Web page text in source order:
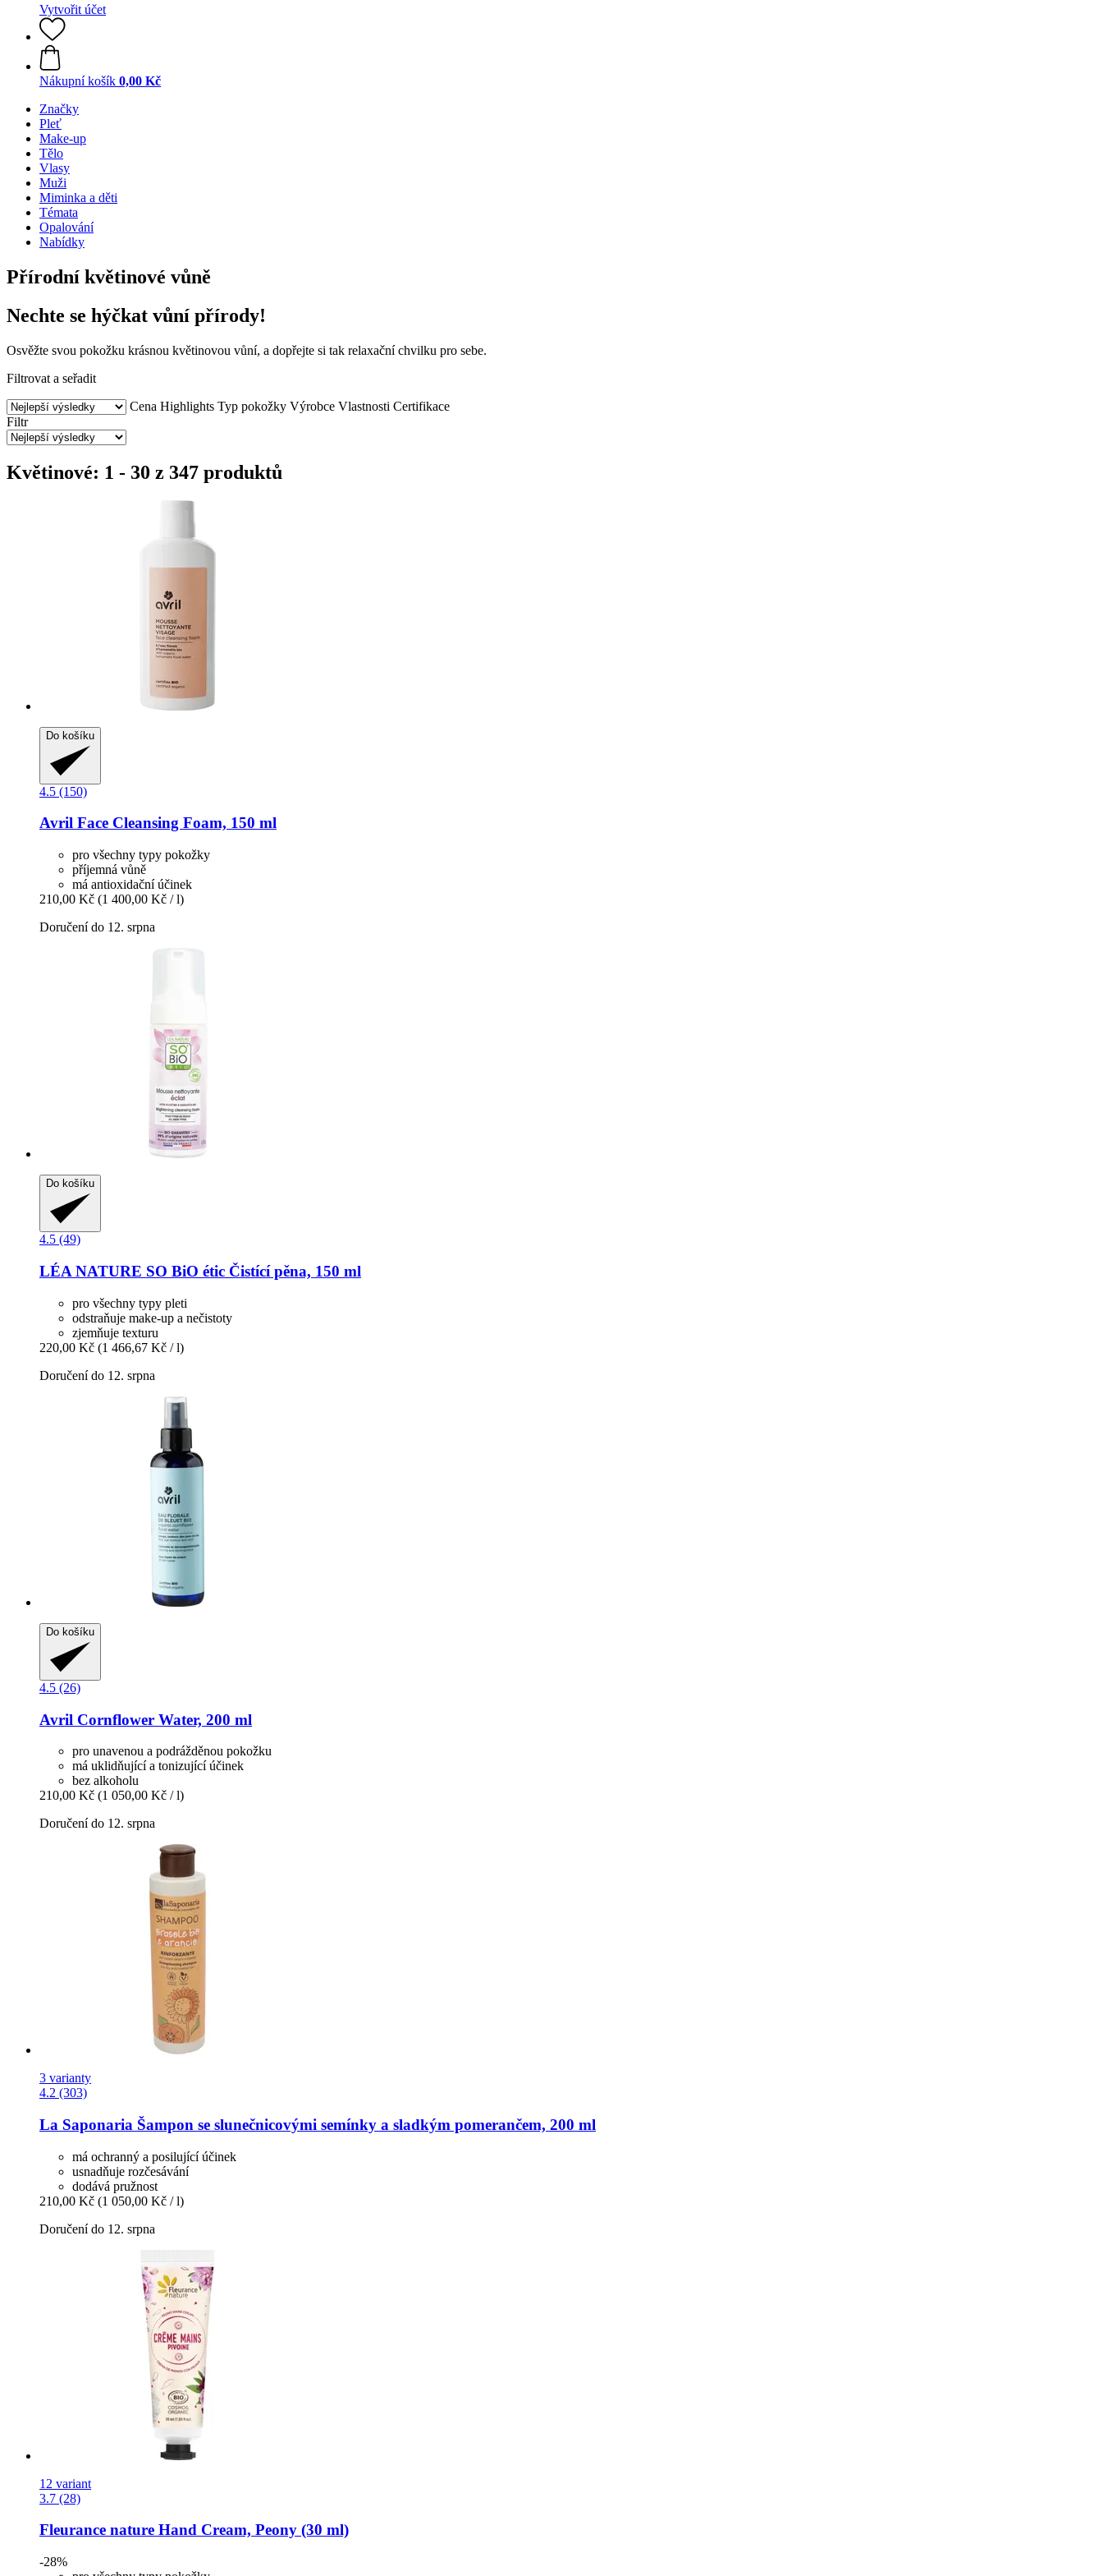
Vytvořit účet
Nákupní košík 0,00 Kč
Značky
Pleť
Make-up
Tělo
Vlasy
Muži
Miminka a děti
Témata
Opalování
Nabídky
Přírodní květinové vůně
Nechte se hýčkat vůní přírody!
Osvěžte svou pokožku krásnou květinovou vůní, a dopřejte si tak relaxační chvilku pro sebe.
Filtrovat a seřadit
Cena Highlights Typ pokožky Výrobce Vlastnosti Certifikace
Filtr
Květinové: 1 - 30 z 347 produktů
Do košíku
4.5 (150)
Avril Face Cleansing Foam, 150 ml
pro všechny typy pokožky
příjemná vůně
má antioxidační účinek
210,00 Kč (1 400,00 Kč / l)
Doručení do 12. srpna
Do košíku
4.5 (49)
LÉA NATURE SO BiO étic Čistící pěna, 150 ml
pro všechny typy pleti
odstraňuje make-up a nečistoty
zjemňuje texturu
220,00 Kč (1 466,67 Kč / l)
Doručení do 12. srpna
Do košíku
4.5 (26)
Avril Cornflower Water, 200 ml
pro unavenou a podrážděnou pokožku
má uklidňující a tonizující účinek
bez alkoholu
210,00 Kč (1 050,00 Kč / l)
Doručení do 12. srpna
3 varianty
4.2 (303)
La Saponaria Šampon se slunečnicovými semínky a sladkým pomerančem, 200 ml
má ochranný a posilující účinek
usnadňuje rozčesávání
dodává pružnost
210,00 Kč (1 050,00 Kč / l)
Doručení do 12. srpna
12 variant
3.7 (28)
Fleurance nature Hand Cream, Peony (30 ml)
-28%